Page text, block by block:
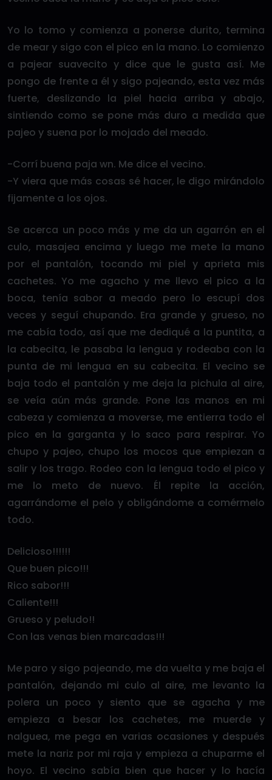
Yo lo tomo y comienza a ponerse durito, termina
de mear y sigo con el pico en la mano. Lo comienzo
a pajear suavecito y dice que le gusta así. Me
pongo de frente a él y sigo pajeando, esta vez más
fuerte, deslizando la piel hacia arriba y abajo,
sintiendo como se pone más duro a medida que
pajeo y suena por lo mojado del meado.
-Corrí buena paja wn. Me dice el vecino.
-Y viera que más cosas sé hacer, le digo mirándolo
fijamente a los ojos.
Se acerca un poco más y me da un agarrón en el
culo, masajea encima y luego me mete la mano
por el pantalón, tocando mi piel y aprieta mis
cachetes. Yo me agacho y me llevo el pico a la
boca, tenía sabor a meado pero lo escupí dos
veces y seguí chupando. Era grande y grueso, no
me cabía todo, así que me dediqué a la puntita, a
la cabecita, le pasaba la lengua y rodeaba con la
punta de mi lengua en su cabecita. El vecino se
baja todo el pantalón y me deja la pichula al aire,
se veía aún más grande. Pone las manos en mi
cabeza y comienza a moverse, me entierra todo el
pico en la garganta y lo saco para respirar. Yo
chupo y pajeo, chupo los mocos que empiezan a
salir y los trago. Rodeo con la lengua todo el pico y
me lo meto de nuevo. Él repite la acción,
agarrándome el pelo y obligándome a comérmelo
todo.
Delicioso!!!!!!
Que buen pico!!!
Rico sabor!!!
Caliente!!!
Grueso y peludo!!
Con las venas bien marcadas!!!
Me paro y sigo pajeando, me da vuelta y me baja el
pantalón, dejando mi culo al aire, me levanto la
polera un poco y siento que se agacha y me
empieza a besar los cachetes, me muerde y
nalguea, me pega en varias ocasiones y después
mete la nariz por mi raja y empieza a chuparme el
hoyo. El vecino sabía bien que hacer y lo hacía